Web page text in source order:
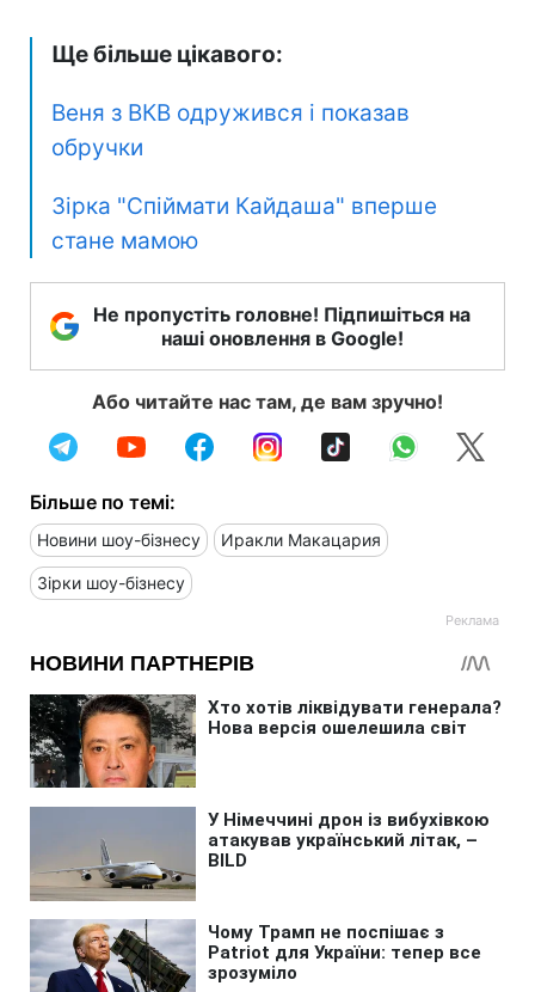
Ще більше цікавого:
Веня з ВКВ одружився і показав
обручки
Зірка "Спіймати Кайдаша" вперше
стане мамою
Не пропустіть головне! Підпишіться на
наші оновлення в Google!
Або читайте нас там, де вам зручно!
Більше по темі:
Новини шоу-бізнесу Иракли Макацария
Зірки шоу-бізнесу